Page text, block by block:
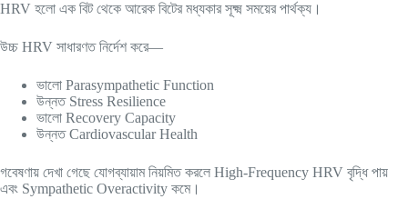
HRV হলো এক বিট থেকে আরেক বিটের মধ্যকার সূক্ষ্ম সময়ের পার্থক্য।
উচ্চ HRV সাধারণত নির্দেশ করে—
ভালো Parasympathetic Function
উন্নত Stress Resilience
ভালো Recovery Capacity
উন্নত Cardiovascular Health
গবেষণায় দেখা গেছে যোগব্যায়াম নিয়মিত করলে High-Frequency HRV বৃদ্ধি পায়
এবং Sympathetic Overactivity কমে।